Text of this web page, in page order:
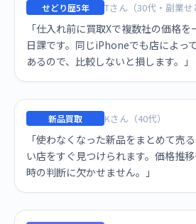
せどり歴5年 Tさん（30代・副業せ
「仕入れ前に買取Xで複数社の価格
日課です。同じiPhoneでも店によっ
あるので、比較しないと損します。」
新品買取 Kさん（40代）
「使わなくなった新品をまとめて売
い店をすぐ見つけられます。価格推
時の判断に欠かせません。」